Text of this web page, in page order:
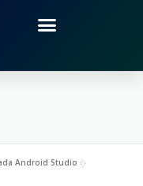
Android Studio »